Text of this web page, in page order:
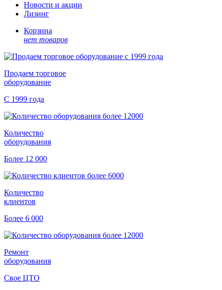
Новости и акции
Лизинг
Корзина
нет товаров
Продаем торговое
оборудование
С 1999 года
Количество
оборудования
Более 12 000
Количество
клиентов
Более 6 000
Ремонт
оборудования
Свое ЦТО